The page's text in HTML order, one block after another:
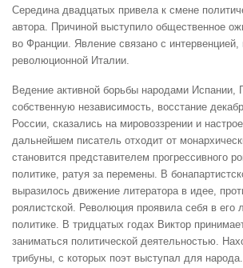
Середина двадцатых привела к смене
автора. Причиной выступило общественное
во Франции. Явление связано с
революционной Италии.
Ведение активной борьбы народами Испании,
собственную независимость, восстание
России, сказались на мировоззрении и
дальнейшем писатель отходит от
становится представителем прогрессивного
политике, ратуя за перемены. В
выразилось движение литератора в идее,
роялистской. Революция проявила себя в его
политике. В тридцатых годах Виктор
заниматься политической деятельностью.
трибуны, с которых поэт выступал для